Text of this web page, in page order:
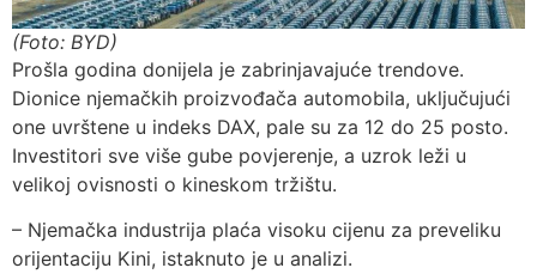
(Foto: BYD)
Prošla godina donijela je zabrinjavajuće trendove.
Dionice njemačkih proizvođača automobila, uključujući
one uvrštene u indeks DAX, pale su za 12 do 25 posto.
Investitori sve više gube povjerenje, a uzrok leži u
velikoj ovisnosti o kineskom tržištu.
– Njemačka industrija plaća visoku cijenu za preveliku
orijentaciju Kini, istaknuto je u analizi.